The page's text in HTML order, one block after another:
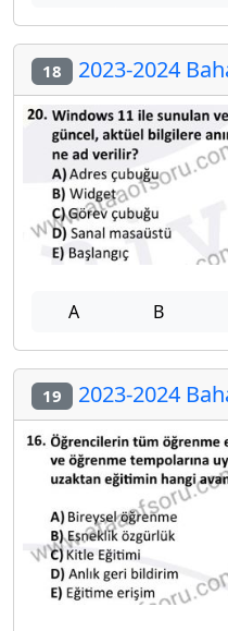
18 2023-2024
A B
19 2023-2024